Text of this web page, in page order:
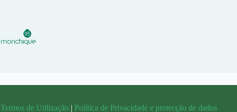
Termos de Utilização | Política de Privacidade e protecção de dados